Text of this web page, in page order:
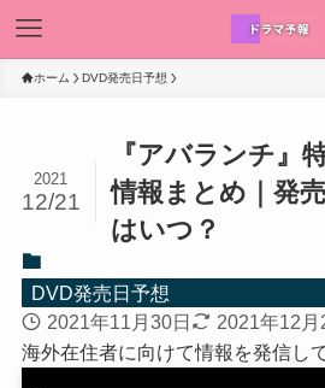
ホーム DVD発売日予想
『アバランチ』
情報まとめ｜発
はいつ？
2021
12/21
DVD発売日予想
2021年11月30日
2021年12月
海外在住者に向けて情報を発信し